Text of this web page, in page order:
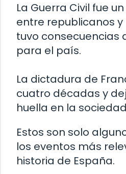
La Guerra Civil fue
entre republicanos
tuvo consecuencias
para el país.
La dictadura de
cuatro décadas y
huella en la
Estos son solo
los eventos más
historia de España.